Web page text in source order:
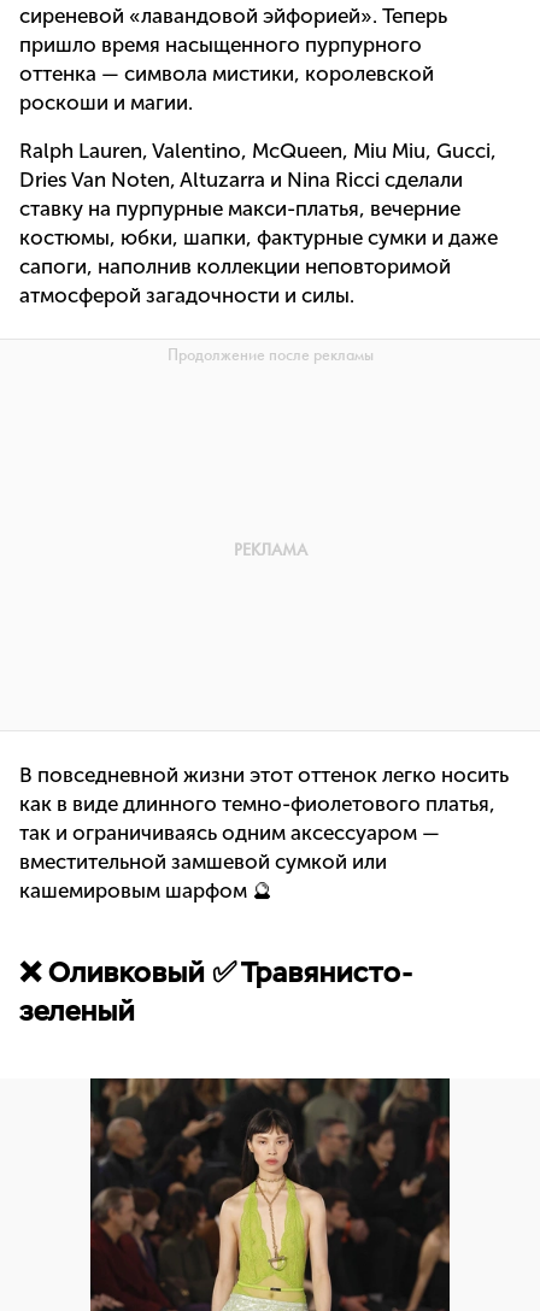
сиреневой «лавандовой эйфорией». Теперь
пришло время насыщенного пурпурного
оттенка — символа мистики, королевской
роскоши и магии.
Ralph Lauren, Valentino, McQueen, Miu Miu, Gucci,
Dries Van Noten, Altuzarra и Nina Ricci сделали
ставку на пурпурные макси-платья, вечерние
костюмы, юбки, шапки, фактурные сумки и даже
сапоги, наполнив коллекции неповторимой
атмосферой загадочности и силы.
В повседневной жизни этот оттенок легко носить
как в виде длинного темно-фиолетового платья,
так и ограничиваясь одним аксессуаром —
вместительной замшевой сумкой или
кашемировым шарфом 🔮
❌ Оливковый ✅ Травянисто-
зеленый